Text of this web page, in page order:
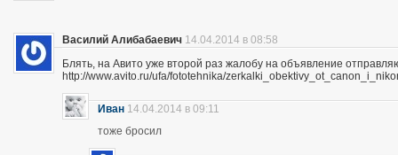
Василий Алибабаевич 14.04.2014 в 08:58
Блять, на Авито уже второй раз жалобу на объявление
http://www.avito.ru/ufa/fototehnika/
Иван 14.04.2014 в 09:11
тоже бросил